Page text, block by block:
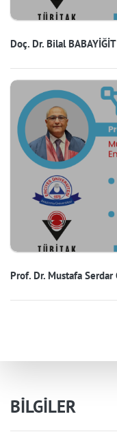
Doç. Dr. Bilal
Prof. Dr. Mustafa Serdar
BİLGİLER